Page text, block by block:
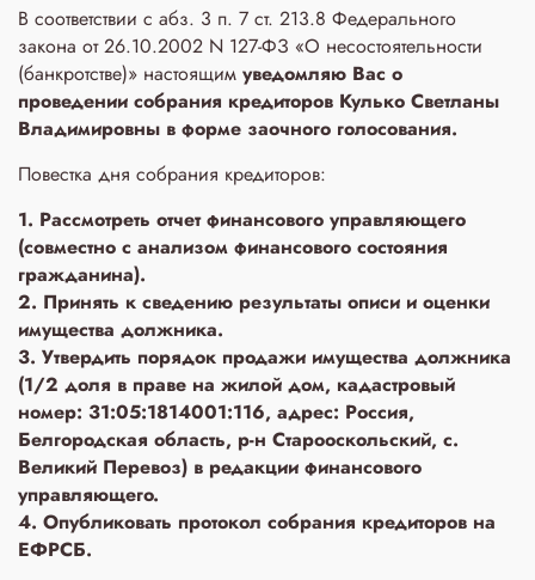
В соответствии с абз. 3 п. 7 ст. 213.8 Федерального
закона от 26.10.2002 N 127-ФЗ «О несостоятельности
(банкротстве)» настоящим уведомляю Вас о
проведении собрания кредиторов Кулько Светланы
Владимировны в форме заочного голосования.
Повестка дня собрания кредиторов:
1. Рассмотреть отчет финансового управляющего
(совместно с анализом финансового состояния
гражданина).
2. Принять к сведению результаты описи и оценки
имущества должника.
3. Утвердить порядок продажи имущества должника
(1/2 доля в праве на жилой дом, кадастровый
номер: 31:05:1814001:116, адрес: Россия,
Белгородская область, р-н Старооскольский, с.
Великий Перевоз) в редакции финансового
управляющего.
4. Опубликовать протокол собрания кредиторов на
ЕФРСБ.